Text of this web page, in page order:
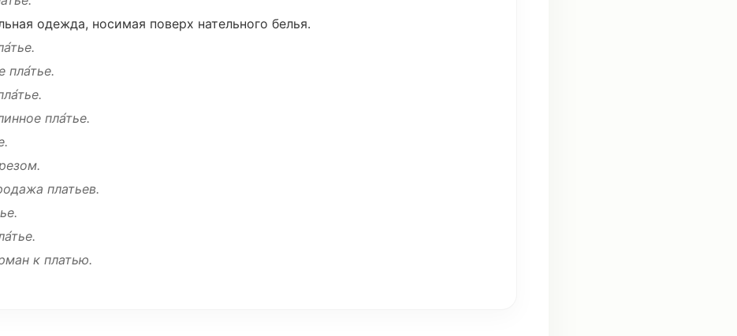
одежда, носимая поверх нательного белья.
пла́тье.
пла́тье.
.
платьев.
к платью.